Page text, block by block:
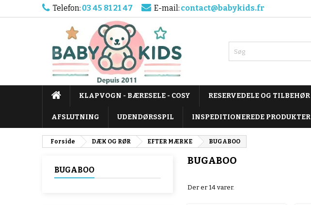
Telefon: 03 45 81 21 47 E-mail: contact@babykids.fr
KLAPVOGN - BÆRESELE - COSY RESERVEDELE OG TILBEHØR
AFSLUTNING UDENDØRSSPIL INSPEDITIONEREDE PRODUKTER
Forside DÆK OG RØR EFTER MÆRKE BUGABOO
BUGABOO
BUGABOO
Der er 14 varer.